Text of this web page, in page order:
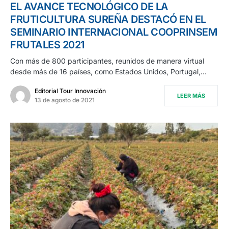
EL AVANCE TECNOLÓGICO DE LA
FRUTICULTURA SUREÑA DESTACÓ EN EL
SEMINARIO INTERNACIONAL COOPRINSEM
FRUTALES 2021
Con más de 800 participantes, reunidos de manera virtual
desde más de 16 países, como Estados Unidos, Portugal,…
Editorial Tour Innovación
13 de agosto de 2021
LEER MÁS